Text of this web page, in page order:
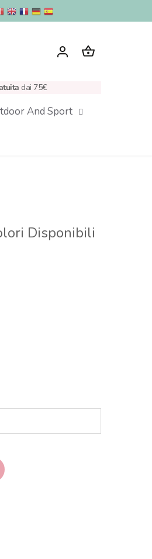
dai 75€
And Sport
Disponibili